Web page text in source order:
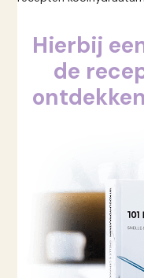
Hierbij
de